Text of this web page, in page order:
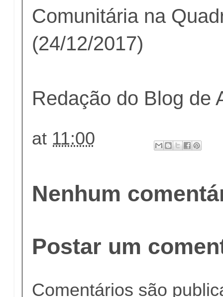
Comunitária na
(24/12/2017)
Redação do Blog de
at 11:00
Nenhum
Postar um
Comentários são